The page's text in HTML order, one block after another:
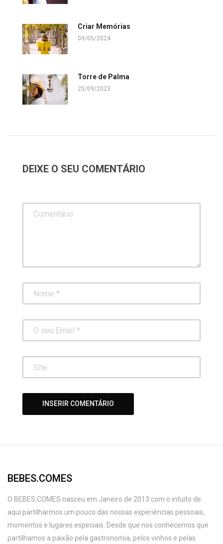
Criar Memórias
09/05/2024
Torre de Palma
25/09/2023
DEIXE O SEU COMENTÁRIO
BEBES.COMES
O BEBES.COMES nasceu em Janeiro de 2013 com o intuito de
aqui partilharmos um pouco das nossas experiências pessoais,
momentos e lugares especiais. Desde que nos conhecemos que
partilhamos a paixão pela gastronomia, pelos vinhos e pelas